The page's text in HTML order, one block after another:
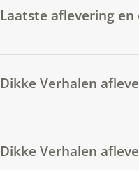
Laatste aflevering
Dikke Verhalen
Dikke Verhalen